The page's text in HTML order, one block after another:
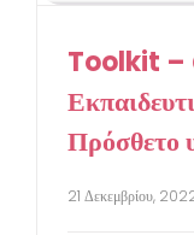
Toolkit –
Πρόσθετο
21 Δεκεμβρίου,